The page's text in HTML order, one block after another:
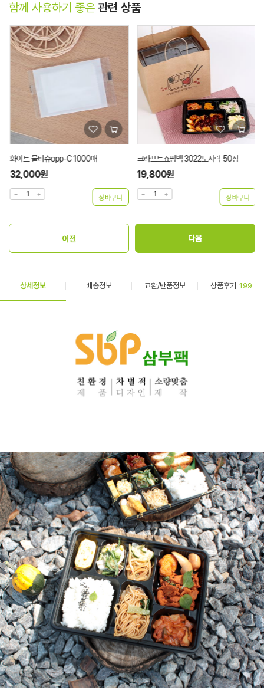
함께 사용하기 좋은 관련 상품
화이트 물티슈opp-C 1000매
32,000원
크라프트쇼핑백 3022도시락 50장
19,800원
상세정보 배송정보 교환/반품정보 상품후기 199